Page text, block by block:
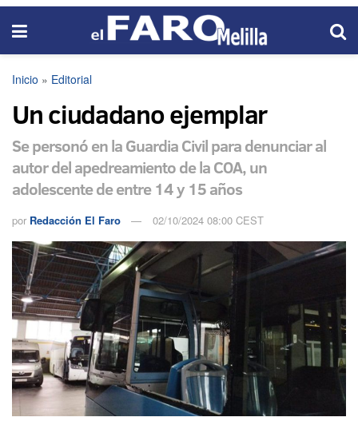
Inicio » Editorial
Un ciudadano ejemplar
Se personó en la Guardia Civil para denunciar al
autor del apedreamiento de la COA, un
adolescente de entre 14 y 15 años
por Redacción El Faro 02/10/2024 08:00 CEST